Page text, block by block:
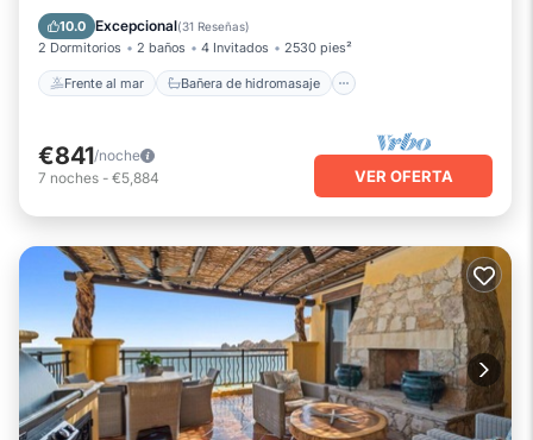
10.0 Excepcional(31 Reseñas)
2 Dormitorios 2 baños 4 Invitados 2530 pies²
Frente al mar Bañera de hidromasaje
Spa
Piscina
€841/noche
7 noches - €5,884 VER OFERTA